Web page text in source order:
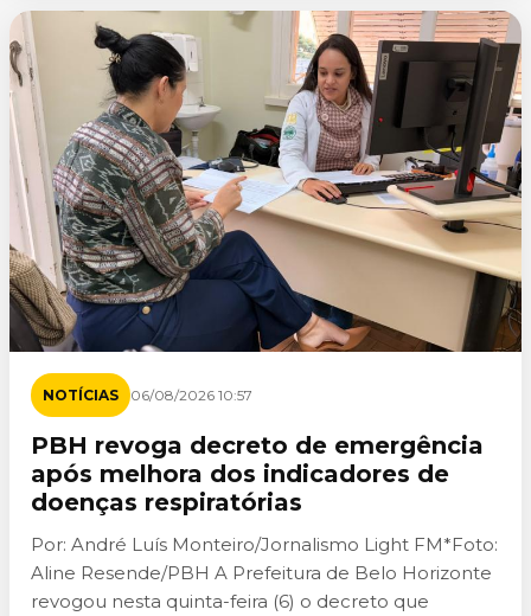
NOTÍCIAS 06/08/2026 10:57
PBH revoga decreto de emergência
após melhora dos indicadores de
doenças respiratórias
Por: André Luís Monteiro/Jornalismo Light FM*Foto:
Aline Resende/PBH A Prefeitura de Belo Horizonte
revogou nesta quinta-feira (6) o decreto que